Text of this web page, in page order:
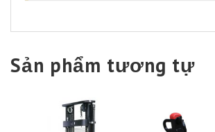
Sản phẩm tương tự